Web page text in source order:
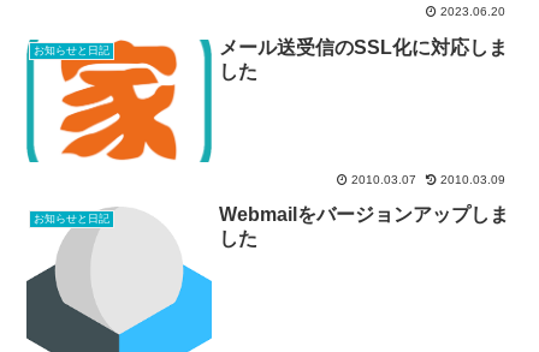
2023.06.20
お知らせと日記
メール送受信のSSL化に対応しま
した
2010.03.07 2010.03.09
お知らせと日記
Webmailをバージョンアップしま
した